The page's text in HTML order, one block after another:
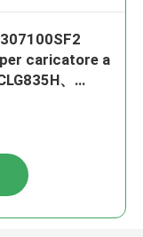
caricatore a
、